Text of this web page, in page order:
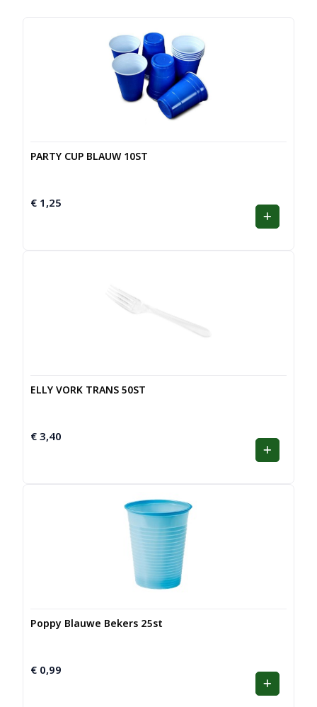
PARTY CUP BLAUW 10ST
€ 1,25
ELLY VORK TRANS 50ST
€ 3,40
Poppy Blauwe Bekers 25st
€ 0,99